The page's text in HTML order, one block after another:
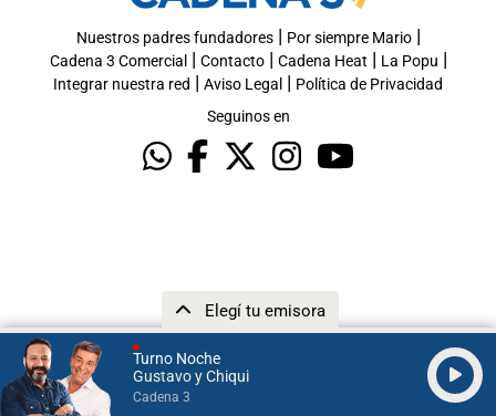
Turno Noche
Gustavo y Chiqui
Cadena 3
Elegí tu emisora
Nuestros padres fundadores| Por siempre Mario|
Cadena 3 Comercial | Contacto| Cadena Heat | La Popu |
Integrar nuestra red | Aviso Legal | Política de Privacidad
Seguinos en